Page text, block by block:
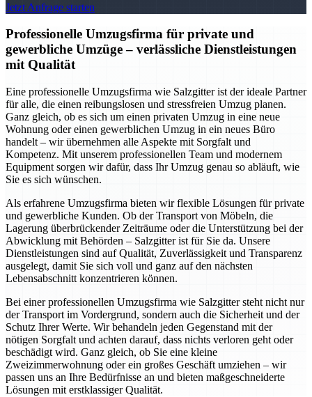
Jetzt Anfrage starten
Professionelle Umzugsfirma für private und
gewerbliche Umzüge – verlässliche Dienstleistungen
mit Qualität
Eine professionelle Umzugsfirma wie Salzgitter ist der ideale Partner
für alle, die einen reibungslosen und stressfreien Umzug planen.
Ganz gleich, ob es sich um einen privaten Umzug in eine neue
Wohnung oder einen gewerblichen Umzug in ein neues Büro
handelt – wir übernehmen alle Aspekte mit Sorgfalt und
Kompetenz. Mit unserem professionellen Team und modernem
Equipment sorgen wir dafür, dass Ihr Umzug genau so abläuft, wie
Sie es sich wünschen.
Als erfahrene Umzugsfirma bieten wir flexible Lösungen für private
und gewerbliche Kunden. Ob der Transport von Möbeln, die
Lagerung überbrückender Zeiträume oder die Unterstützung bei der
Abwicklung mit Behörden – Salzgitter ist für Sie da. Unsere
Dienstleistungen sind auf Qualität, Zuverlässigkeit und Transparenz
ausgelegt, damit Sie sich voll und ganz auf den nächsten
Lebensabschnitt konzentrieren können.
Bei einer professionellen Umzugsfirma wie Salzgitter steht nicht nur
der Transport im Vordergrund, sondern auch die Sicherheit und der
Schutz Ihrer Werte. Wir behandeln jeden Gegenstand mit der
nötigen Sorgfalt und achten darauf, dass nichts verloren geht oder
beschädigt wird. Ganz gleich, ob Sie eine kleine
Zweizimmerwohnung oder ein großes Geschäft umziehen – wir
passen uns an Ihre Bedürfnisse an und bieten maßgeschneiderte
Lösungen mit erstklassiger Qualität.